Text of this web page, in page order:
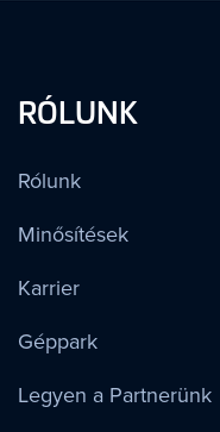
RÓLUNK
Rólunk
Minősítések
Karrier
Géppark
Legyen a Partnerünk